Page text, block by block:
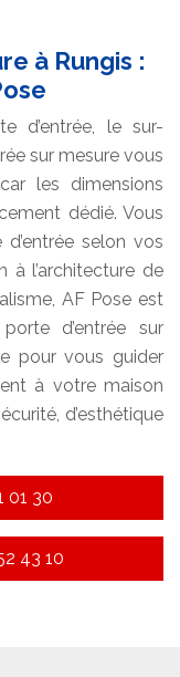
à Rungis :
d’entrée, le sur-
sur mesure vous
les dimensions
dédié. Vous
selon vos
à l’architecture de
AF Pose est
d’entrée sur
pour vous guider
à votre maison
d’esthétique
01 30
43 10